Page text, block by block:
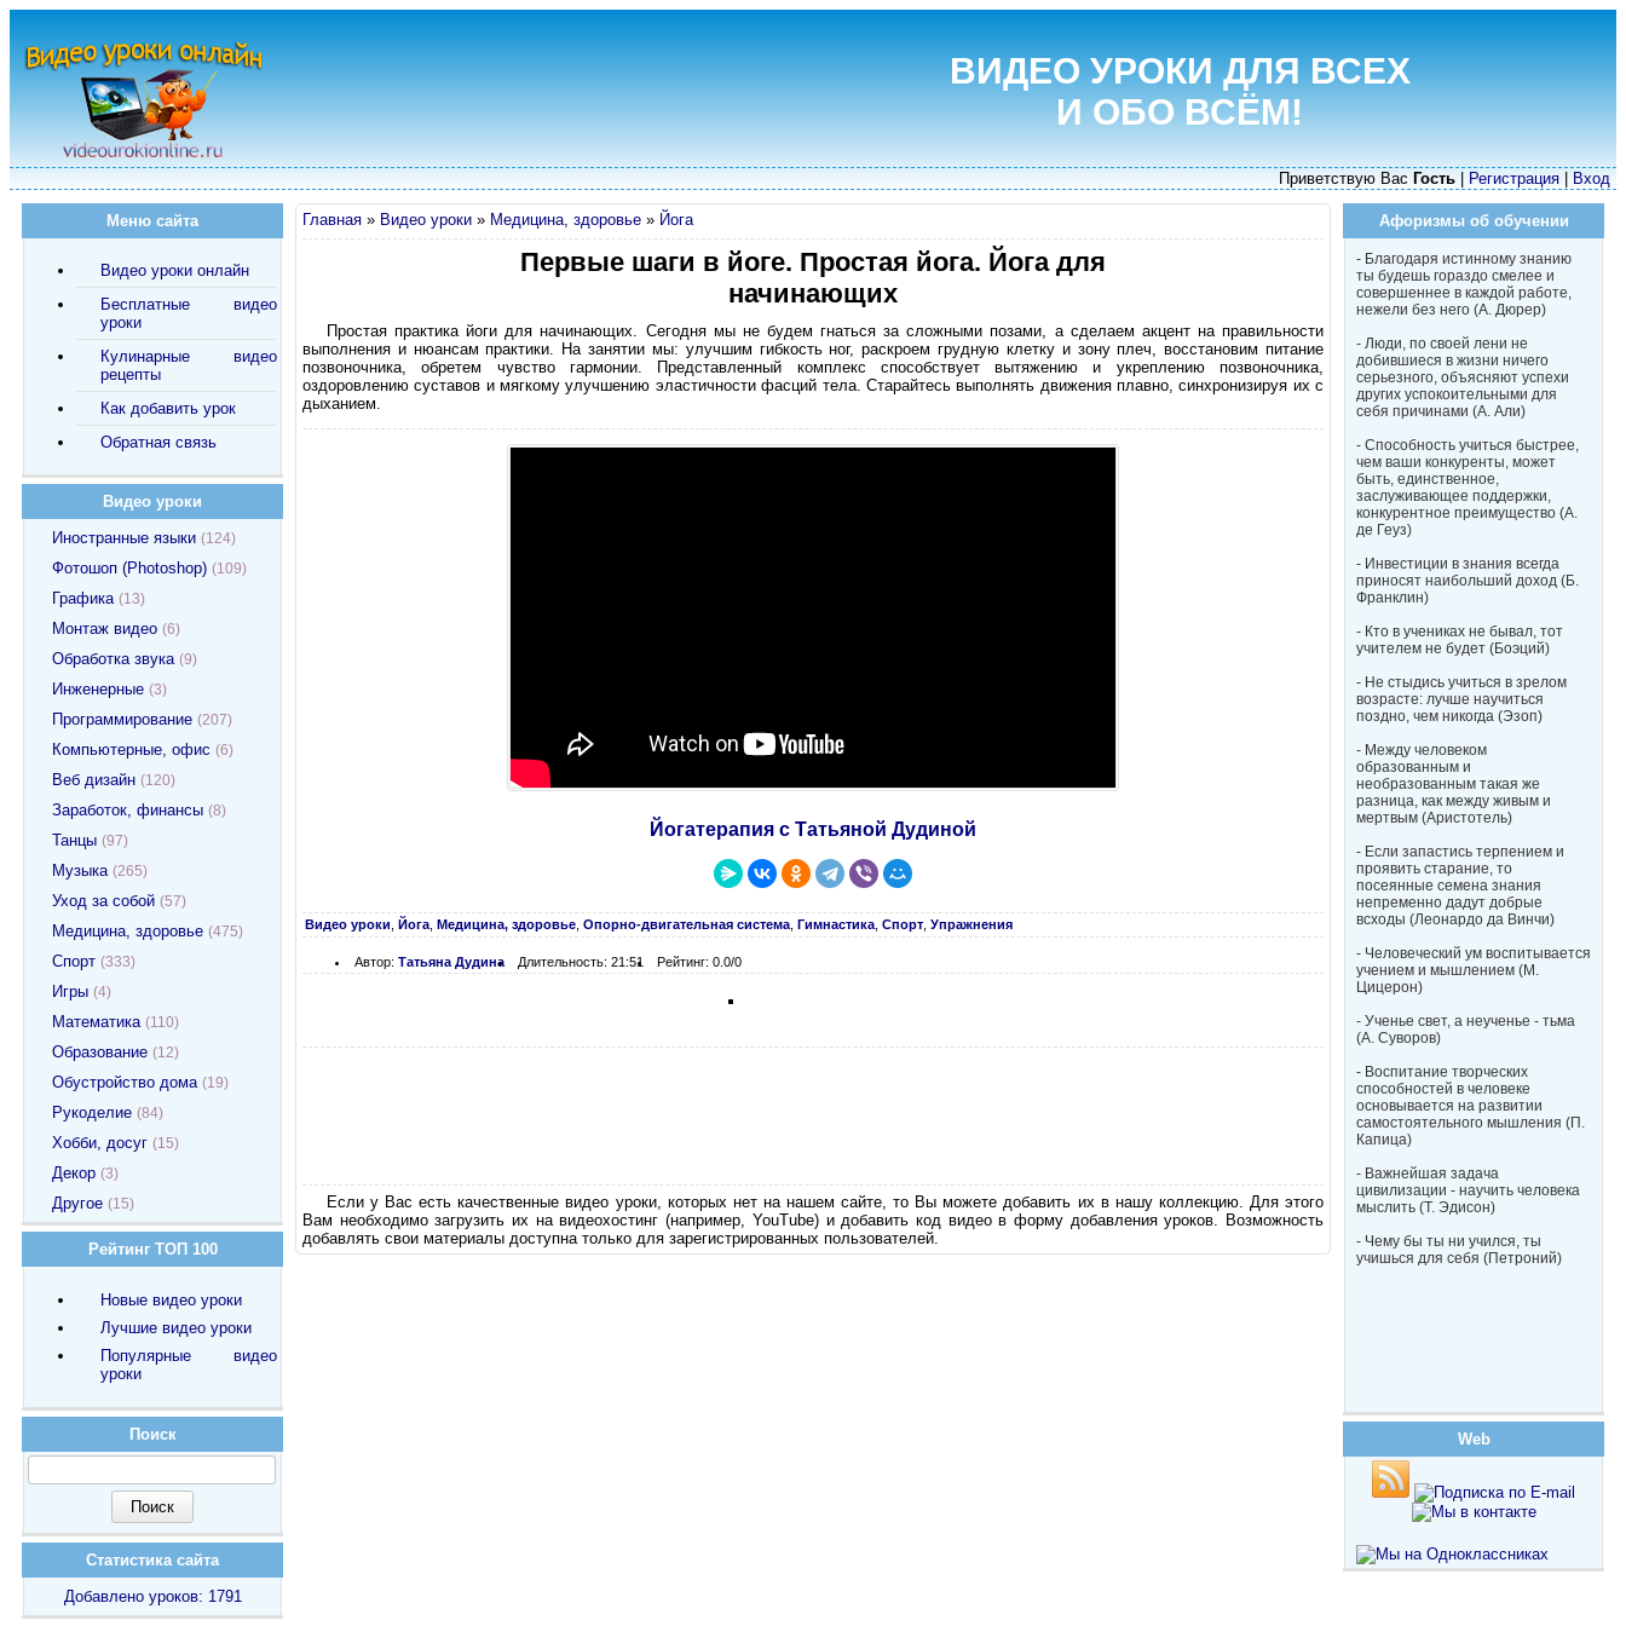
ВИДЕО УРОКИ ДЛЯ ВСЕХ
И ОБО ВСЁМ!
Приветствую Вас Гость Регистрация Вход
Главная » Видео уроки » Медицина, здоровье » Йога
Первые шаги в йоге. Простая йога. Йога для
начинающих
Простая практика йоги для начинающих. Сегодня мы не будем гнаться за сложными позами, а сделаем акцент на правильности
выполнения и нюансам практики. На занятии мы: улучшим гибкость ног, раскроем грудную клетку и зону плеч, восстановим питание
позвоночника, обретем чувство гармонии. Представленный комплекс способствует вытяжению и укреплению позвоночника,
оздоровлению суставов и мягкому улучшению эластичности фасций тела. Старайтесь выполнять движения плавно, синхронизируя их с
дыханием.
Йогатерапия с Татьяной Дудиной
Видео уроки Йога Медицина, здоровье Опорно-двигательная система Гимнастика Спорт Упражнения
Автор: Татьяна Дудина Длительность: 21:51 Рейтинг: 0.0/0
Если у Вас есть качественные видео уроки, которых нет на нашем сайте, то Вы можете добавить их в нашу коллекцию. Для этого
Вам необходимо загрузить их на видеохостинг (например, YouTube) и добавить код видео в форму добавления уроков. Возможность
добавлять свои материалы доступна только для зарегистрированных пользователей.
Меню сайта
Видео уроки онлайн
Бесплатные видео
уроки
Кулинарные видео
рецепты
Как добавить урок
Обратная связь
Видео уроки
Иностранные языки (124)
Фотошоп (Photoshop) (109)
Графика (13)
Монтаж видео (6)
Обработка звука (9)
Инженерные (3)
Программирование (207)
Компьютерные, офис (6)
Веб дизайн (120)
Заработок, финансы (8)
Танцы (97)
Музыка (265)
Уход за собой (57)
Медицина, здоровье (475)
Спорт (333)
Игры (4)
Математика (110)
Образование (12)
Обустройство дома (19)
Рукоделие (84)
Хобби, досуг (15)
Декор (3)
Другое (15)
Рейтинг ТОП 100
Новые видео уроки
Лучшие видео уроки
Популярные видео
уроки
Поиск
Статистика сайта
Добавлено уроков: 1791
Афоризмы об обучении
- Благодаря истинному знанию
ты будешь гораздо смелее и
совершеннее в каждой работе,
нежели без него (А. Дюрер)
- Люди, по своей лени не
добившиеся в жизни ничего
серьезного, объясняют успехи
других успокоительными для
себя причинами (А. Али)
- Способность учиться быстрее,
чем ваши конкуренты, может
быть, единственное,
заслуживающее поддержки,
конкурентное преимущество (А.
де Геуз)
- Инвестиции в знания всегда
приносят наибольший доход (Б.
Франклин)
- Кто в учениках не бывал, тот
учителем не будет (Боэций)
- Не стыдись учиться в зрелом
возрасте: лучше научиться
поздно, чем никогда (Эзоп)
- Между человеком
образованным и
необразованным такая же
разница, как между живым и
мертвым (Аристотель)
- Если запастись терпением и
проявить старание, то
посеянные семена знания
непременно дадут добрые
всходы (Леонардо да Винчи)
- Человеческий ум воспитывается
учением и мышлением (М.
Цицерон)
- Ученье свет, а неученье - тьма
(А. Суворов)
- Воспитание творческих
способностей в человеке
основывается на развитии
самостоятельного мышления (П.
Капица)
- Важнейшая задача
цивилизации - научить человека
мыслить (Т. Эдисон)
- Чему бы ты ни учился, ты
учишься для себя (Петроний)
Web